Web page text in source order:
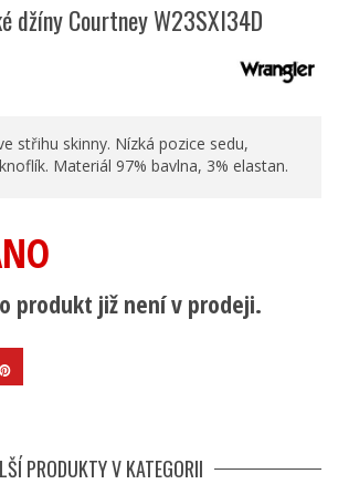
džíny Courtney W23SXI34D
střihu skinny. Nízká pozice sedu,
Materiál 97% bavlna, 3% elastan.
produkt již není v prodeji.
PRODUKTY V KATEGORII